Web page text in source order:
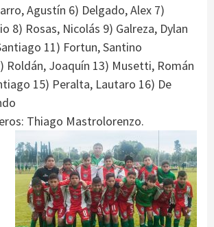
Agustín 6) Delgado, Alex 7)
8) Rosas, Nicolás 9) Galreza, Dylan
11) Fortun, Santino
Roldán, Joaquín 13) Musetti, Román
15) Peralta, Lautaro 16) De
Thiago Mastrolorenzo.